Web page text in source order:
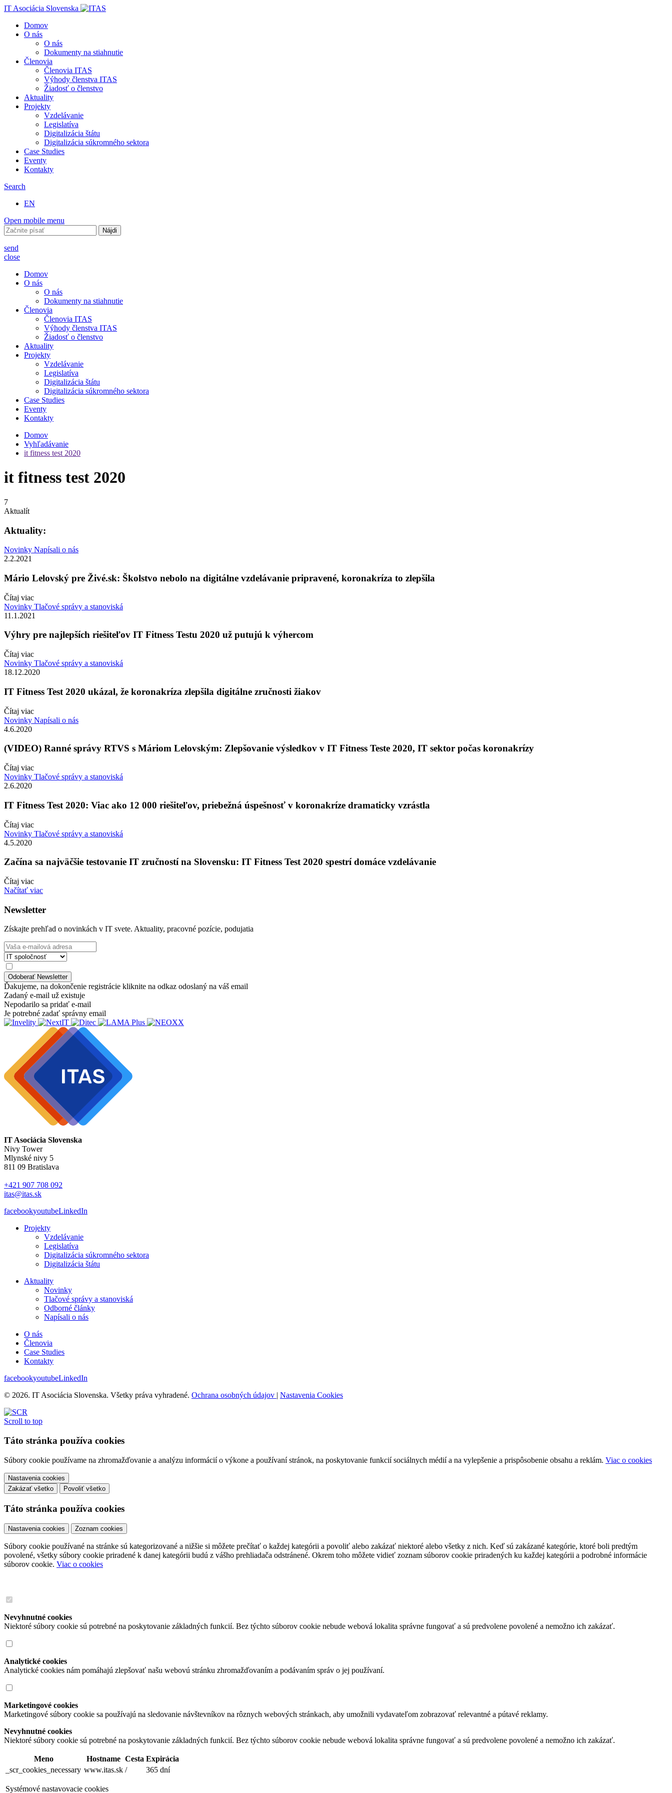
IT Asociácia Slovenska
Domov
O nás
O nás
Dokumenty na stiahnutie
Členovia
Členovia ITAS
Výhody členstva ITAS
Žiadosť o členstvo
Aktuality
Projekty
Vzdelávanie
Legislatíva
Digitalizácia štátu
Digitalizácia súkromného sektora
Case Studies
Eventy
Kontakty
Search
EN
Open mobile menu
Hľadať:
send
close
Domov
O nás
O nás
Dokumenty na stiahnutie
Členovia
Členovia ITAS
Výhody členstva ITAS
Žiadosť o členstvo
Aktuality
Projekty
Vzdelávanie
Legislatíva
Digitalizácia štátu
Digitalizácia súkromného sektora
Case Studies
Eventy
Kontakty
Domov
Vyhľadávanie
it fitness test 2020
it fitness test 2020
7
Aktualít
Aktuality:
Novinky Napísali o nás
2.2.2021
Mário Lelovský pre Živé.sk: Školstvo nebolo na digitálne vzdelávanie pripravené, koronakríza to zlepšila
Čítaj viac
Novinky Tlačové správy a stanoviská
11.1.2021
Výhry pre najlepších riešiteľov IT Fitness Testu 2020 už putujú k výhercom
Čítaj viac
Novinky Tlačové správy a stanoviská
18.12.2020
IT Fitness Test 2020 ukázal, že koronakríza zlepšila digitálne zručnosti žiakov
Čítaj viac
Novinky Napísali o nás
4.6.2020
(VIDEO) Ranné správy RTVS s Máriom Lelovským: Zlepšovanie výsledkov v IT Fitness Teste 2020, IT sektor počas koronakrízy
Čítaj viac
Novinky Tlačové správy a stanoviská
2.6.2020
IT Fitness Test 2020: Viac ako 12 000 riešiteľov, priebežná úspešnosť v koronakríze dramaticky vzrástla
Čítaj viac
Novinky Tlačové správy a stanoviská
4.5.2020
Začína sa najväčšie testovanie IT zručností na Slovensku: IT Fitness Test 2020 spestrí domáce vzdelávanie
Čítaj viac
Načítať viac
Newsletter
Získajte prehľad o novinkách v IT svete. Aktuality, pracovné pozície, podujatia
Ďakujeme, na dokončenie registrácie kliknite na odkaz odoslaný na váš email
Zadaný e-mail už existuje
Nepodarilo sa pridať e-mail
Je potrebné zadať správny email
IT Asociácia Slovenska
Nivy Tower
Mlynské nivy 5
811 09 Bratislava
+421 907 708 092
itas@itas.sk
facebookyoutubeLinkedIn
Projekty
Vzdelávanie
Legislatíva
Digitalizácia súkromného sektora
Digitalizácia štátu
Aktuality
Novinky
Tlačové správy a stanoviská
Odborné články
Napísali o nás
O nás
Členovia
Case Studies
Kontakty
facebookyoutubeLinkedIn
© 2026. IT Asociácia Slovenska. Všetky práva vyhradené. Ochrana osobných údajov | Nastavenia Cookies
Scroll to top
Táto stránka používa cookies
Súbory cookie používame na zhromažďovanie a analýzu informácií o výkone a používaní stránok, na poskytovanie funkcií sociálnych médií a na vylepšenie a prispôsobenie obsahu a reklám. Viac o cookies
Nastavenia cookies
Zakázať všetko
Povoliť všetko
Táto stránka používa cookies
Nastavenia cookies Zoznam cookies
Súbory cookie používané na stránke sú kategorizované a nižšie si môžete prečítať o každej kategórii a povoliť alebo zakázať niektoré alebo všetky z nich. Keď sú zakázané kategórie, ktoré boli predtým
povolené, všetky súbory cookie priradené k danej kategórii budú z vášho prehliadača odstránené. Okrem toho môžete vidieť zoznam súborov cookie priradených ku každej kategórii a podrobné informácie
súborov cookie. Viac o cookies
Nevyhnutné cookies
Niektoré súbory cookie sú potrebné na poskytovanie základných funkcií. Bez týchto súborov cookie nebude webová lokalita správne fungovať a sú predvolene povolené a nemožno ich zakázať.
Analytické cookies
Analytické cookies nám pomáhajú zlepšovať našu webovú stránku zhromažďovaním a podávaním správ o jej používaní.
Marketingové cookies
Marketingové súbory cookie sa používajú na sledovanie návštevníkov na rôznych webových stránkach, aby umožnili vydavateľom zobrazovať relevantné a pútavé reklamy.
Nevyhnutné cookies
Niektoré súbory cookie sú potrebné na poskytovanie základných funkcií. Bez týchto súborov cookie nebude webová lokalita správne fungovať a sú predvolene povolené a nemožno ich zakázať.
Meno Hostname Cesta Expirácia
_scr_cookies_necessary www.itas.sk / 365 dní
Systémové nastavovacie cookies